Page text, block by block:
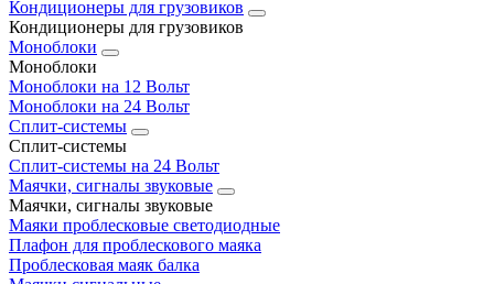
Кондиционеры для грузовиков
Кондиционеры для грузовиков
Моноблоки
Моноблоки
Моноблоки на 12 Вольт
Моноблоки на 24 Вольт
Сплит-системы
Сплит-системы
Сплит‑системы на 24 Вольт
Маячки, сигналы звуковые
Маячки, сигналы звуковые
Маяки проблесковые светодиодные
Плафон для проблескового маяка
Проблесковая маяк балка